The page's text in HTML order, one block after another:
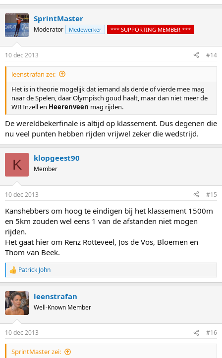
e
t
i
s
:
SprintMaster
Moderator Medewerker *** SUPPORTING MEMBER ***
10 dec 2013 #14
leenstrafan zei:
Het is in theorie mogelijk dat iemand als derde of vierde mee mag
naar de Spelen, daar Olympisch goud haalt, maar dan niet meer de
WB Inzell en Heerenveen mag rijden.
De wereldbekerfinale is altijd op klassement. Dus degenen die
nu veel punten hebben rijden vrijwel zeker die wedstrijd.
K klopgeest90
Member
10 dec 2013 #15
Kanshebbers om hoog te eindigen bij het klassement 1500m
en 5km zouden wel eens 1 van de afstanden niet mogen
rijden.
Het gaat hier om Renz Rotteveel, Jos de Vos, Bloemen en
Thom van Beek.
R
e
c
t
i
s
:
Patrick John
leenstrafan
Well-Known Member
10 dec 2013 #16
SprintMaster zei: